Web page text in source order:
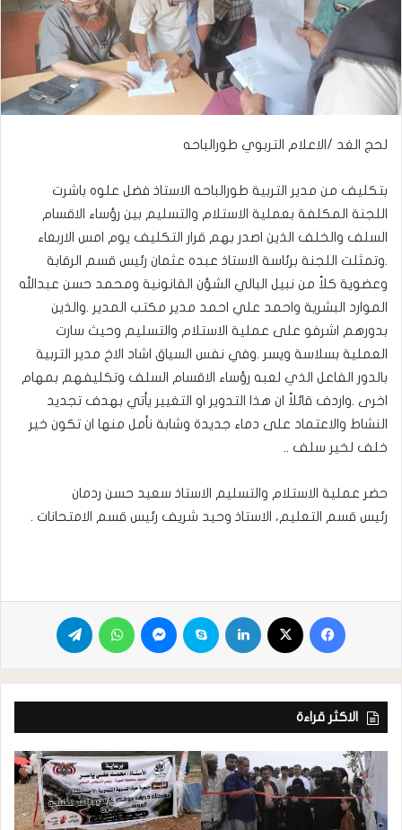
لحج الغد /الاعلام التربوي طورالباحه
بتكليف من مدير التربية طورالباحه الاستاذ فضل علوه باشرت
اللجنة المكلفة بعملية الاستلام والتسليم بين رؤساء الاقسام
السلف والخلف الذين اصدر بهم قرار التكليف يوم امس الاربعاء
.وتمثلت اللجنة برئاسة الاستاذ عبده عثمان رئيس قسم الرقابة
وعضوية كلاً من نبيل البالي الشؤن القانونية ومحمد حسن عبدالله
الموارد البشرية واحمد علي احمد مدير مكتب المدير .والذين
بدورهم اشرفو على عملية الاستلام والتسليم وحيث سارت
العملية بسلاسة ويسر .وفي نفس السياق اشاد الاخ مدير التربية
بالدور الفاعل الذي لعبه رؤساء الاقسام السلف وتكليفهم بمهام
اخرى .واردف قائلاً ان هذا التدوير او التغيير يأتي بهدف تجديد
النشاط والاعتماد على دماء جديدة وشابة نأمل منها ان تكون خير
خلف لخير سلف ..
حضر عملية الاستلام والتسليم الاستاذ سعيد حسن ردمان
رئيس قسم التعليم، الاستاذ وحيد شريف رئيس قسم الامتحانات .
الاكثر قراءة